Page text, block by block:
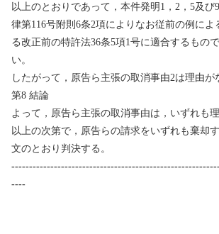
以上のとおりであって，本件発明 1 ， 2 ， 5及び9
律第116号附則 6条2項によりなお従前の例によ
る改正前の特許法36条5項1 号に適合するもの
い。
したがって，原告ら主張の取消事由2は理由が
第8 結論
よって，原告ら主張の取消事由は，いずれも理
以上の次第で，原告らの請求をいずれも棄却
文のとおり判決する。
----